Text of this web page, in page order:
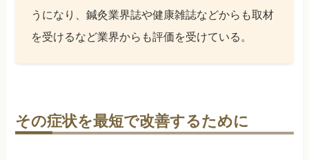
うになり、鍼灸業界誌や健康雑誌などからも取材
を受けるなど業界からも評価を受けている。
その症状を最短で改善するために